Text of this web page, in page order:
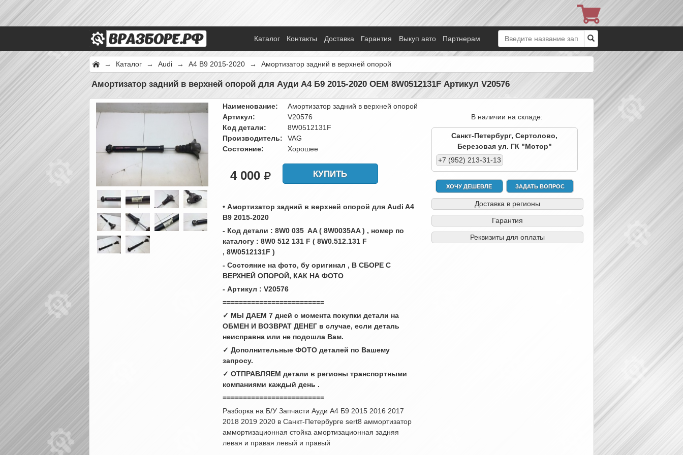
Каталог Контакты Доставка Гарантия Выкуп авто Партнерам
→ Каталог → Audi → A4 B9 2015-2020 → Амортизатор задний в верхней опорой
Амортизатор задний в верхней опорой для Ауди А4 Б9 2015-2020 OEM 8W0512131F Артикул V20576
Наименование:
Амортизатор задний в верхней опорой
Артикул:
V20576
Код детали:
8W0512131F
Производитель:
VAG
Состояние:
Хорошее
4 000 КУПИТЬ
• Амортизатор задний в верхней опорой для Audi A4
B9 2015-2020
- Код детали : 8W0 035 AA ( 8W0035AA ) , номер по
каталогу : 8W0 512 131 F ( 8W0.512.131 F
, 8W0512131F )
- Состояние на фото, бу оригинал , В СБОРЕ С
ВЕРХНЕЙ ОПОРОЙ, КАК НА ФОТО
- Артикул : V20576
=========================
✓ МЫ ДАЕМ 7 дней с момента покупки детали на
ОБМЕН И ВОЗВРАТ ДЕНЕГ в случае, если деталь
неисправна или не подошла Вам.
✓ Дополнительные ФОТО деталей по Вашему
запросу.
✓ ОТПРАВЛЯЕМ детали в регионы транспортными
компаниями каждый день .
=========================
Разборка на Б/У Запчасти Ауди А4 Б9 2015 2016 2017
2018 2019 2020 в Санкт-Петербурге sert8 аммортизатор
аммортизационная стойка амортизационная задняя
левая и правая левый и правый
В наличии на складе:
Санкт-Петербург, Сертолово,
Березовая ул. ГК "Мотор"
+7 (952) 213-31-13
ХОЧУ ДЕШЕВЛЕ ЗАДАТЬ ВОПРОС
Доставка в регионы
Гарантия
Реквизиты для оплаты